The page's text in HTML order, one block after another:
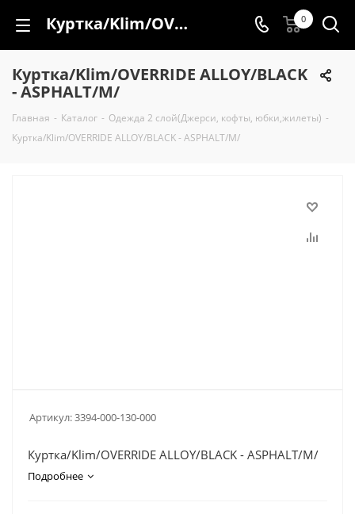
Куртка/Klim/OVERRIDE ALLOY/BLACK - ASPHALT/M/ 0
Куртка/Klim/OVERRIDE ALLOY/BLACK
- ASPHALT/M/
Главная - Каталог - Одежда 2 слой(Джерси, кофты, юбки,жилеты) -
Куртка/Klim/OVERRIDE ALLOY/BLACK - ASPHALT/M/
Артикул:3394-000-130-000
Куртка/Klim/OVERRIDE ALLOY/BLACK - ASPHALT/M/
Подробнее